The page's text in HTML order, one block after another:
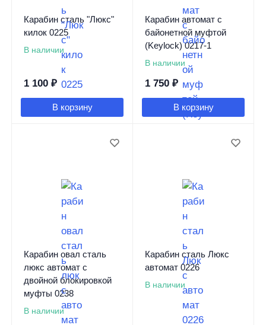
Карабин сталь "Люкс"
килок 0225
В наличии
1 100 ₽
В корзину
Карабин автомат с
байонетной муфтой
(Keylock) 0217-1
В наличии
1 750 ₽
В корзину
Карабин овал сталь
люкс автомат с
двойной блокировкой
муфты 0238
В наличии
Карабин сталь Люкс
автомат 0226
В наличии